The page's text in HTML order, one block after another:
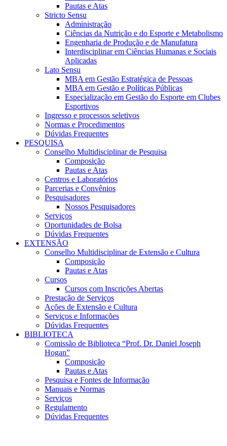
Pautas e Atas
Stricto Sensu
Administração
Ciências da Nutrição e do Esporte e Metabolismo
Engenharia de Produção e de Manufatura
Interdisciplinar em Ciências Humanas e Sociais
Aplicadas
Lato Sensu
MBA em Gestão Estratégica de Pessoas
MBA em Gestão e Políticas Públicas
Especialização em Gestão do Esporte em Clubes
Esportivos
Ingresso e processos seletivos
Normas e Procedimentos
Dúvidas Frequentes
PESQUISA
Conselho Multidisciplinar de Pesquisa
Composição
Pautas e Atas
Centros e Laboratórios
Parcerias e Convênios
Pesquisadores
Nossos Pesquisadores
Serviços
Oportunidades de Bolsa
Dúvidas Frequentes
EXTENSÃO
Conselho Multidisciplinar de Extensão e Cultura
Composição
Pautas e Atas
Cursos
Cursos com Inscrições Abertas
Prestação de Serviços
Ações de Extensão e Cultura
Serviços e Informações
Dúvidas Frequentes
BIBLIOTECA
Comissão de Biblioteca “Prof. Dr. Daniel Joseph
Hogan”
Composição
Pautas e Atas
Pesquisa e Fontes de Informação
Manuais e Normas
Serviços
Regulamento
Dúvidas Frequentes